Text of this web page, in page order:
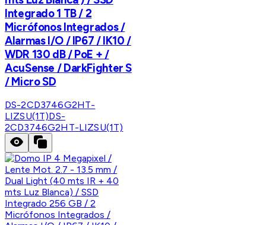
Integrado 1 TB / 2
Micrófonos Integrados /
Alarmas I/O / IP67 / IK10 /
WDR 130 dB / PoE + /
AcuSense / DarkFighter S
/ Micro SD
DS-2CD3746G2HT-
LIZSU(1T)DS-
2CD3746G2HT-LIZSU(1T)